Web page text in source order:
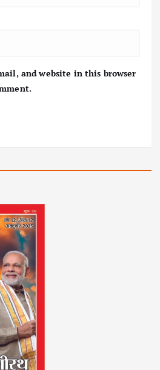
and website in this browser